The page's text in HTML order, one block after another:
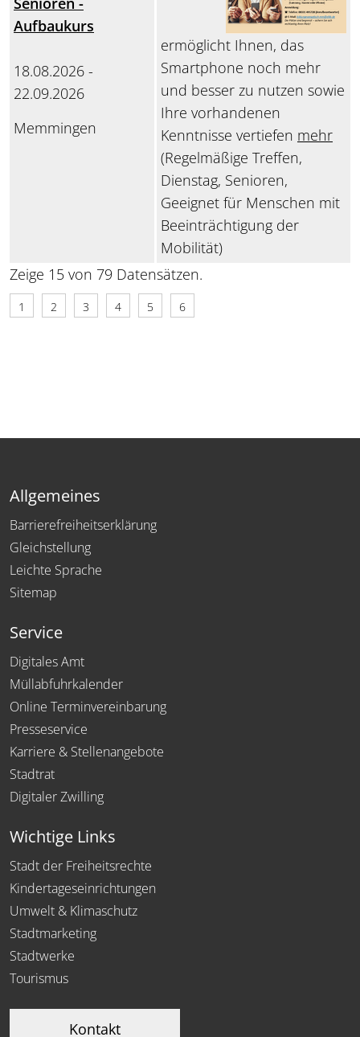
Aufbaukurs
18.08.2026 -
22.09.2026
Memmingen
ermöglicht Ihnen, das
Smartphone noch mehr
und besser zu nutzen sowie
Ihre vorhandenen
Kenntnisse vertiefen mehr
(Regelmäßige Treffen,
Dienstag, Senioren,
Geeignet für Menschen mit
Beeinträchtigung der
Mobilität)
Zeige 15 von 79 Datensätzen.
1 2 3 4 5 6
Allgemeines
Barrierefreiheitserklärung
Gleichstellung
Leichte Sprache
Sitemap
Service
Digitales Amt
Müllabfuhrkalender
Online Terminvereinbarung
Presseservice
Karriere & Stellenangebote
Stadtrat
Digitaler Zwilling
Wichtige Links
Stadt der Freiheitsrechte
Kindertageseinrichtungen
Umwelt & Klimaschutz
Stadtmarketing
Stadtwerke
Tourismus
Kontakt